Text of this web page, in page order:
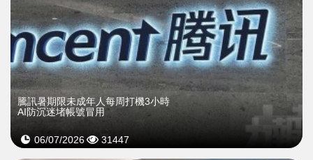
騰訊暑期限未成年人每周打機3小時
AI防沉迷堵帳號冒用
06/07/2026 31447